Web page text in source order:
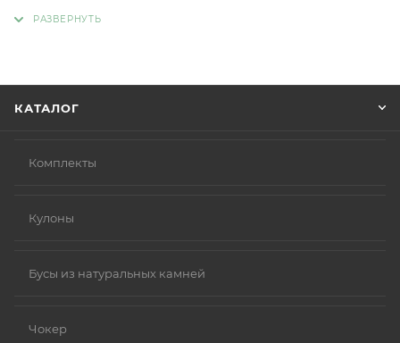
КАТАЛОГ
Комплекты
Кулоны
Бусы из натуральных камней
Чокер